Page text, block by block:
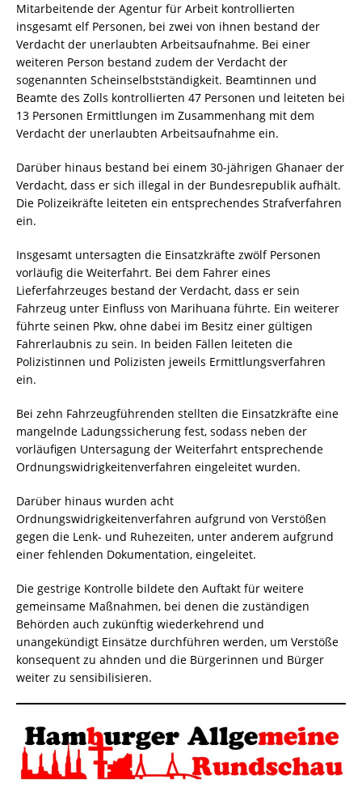
Mitarbeitende der Agentur für Arbeit kontrollierten
insgesamt elf Personen, bei zwei von ihnen bestand der
Verdacht der unerlaubten Arbeitsaufnahme. Bei einer
weiteren Person bestand zudem der Verdacht der
sogenannten Scheinselbstständigkeit. Beamtinnen und
Beamte des Zolls kontrollierten 47 Personen und leiteten bei
13 Personen Ermittlungen im Zusammenhang mit dem
Verdacht der unerlaubten Arbeitsaufnahme ein.
Darüber hinaus bestand bei einem 30-jährigen Ghanaer der
Verdacht, dass er sich illegal in der Bundesrepublik aufhält.
Die Polizeikräfte leiteten ein entsprechendes Strafverfahren
ein.
Insgesamt untersagten die Einsatzkräfte zwölf Personen
vorläufig die Weiterfahrt. Bei dem Fahrer eines
Lieferfahrzeuges bestand der Verdacht, dass er sein
Fahrzeug unter Einfluss von Marihuana führte. Ein weiterer
führte seinen Pkw, ohne dabei im Besitz einer gültigen
Fahrerlaubnis zu sein. In beiden Fällen leiteten die
Polizistinnen und Polizisten jeweils Ermittlungsverfahren
ein.
Bei zehn Fahrzeugführenden stellten die Einsatzkräfte eine
mangelnde Ladungssicherung fest, sodass neben der
vorläufigen Untersagung der Weiterfahrt entsprechende
Ordnungswidrigkeitenverfahren eingeleitet wurden.
Darüber hinaus wurden acht
Ordnungswidrigkeitenverfahren aufgrund von Verstößen
gegen die Lenk- und Ruhezeiten, unter anderem aufgrund
einer fehlenden Dokumentation, eingeleitet.
Die gestrige Kontrolle bildete den Auftakt für weitere
gemeinsame Maßnahmen, bei denen die zuständigen
Behörden auch zukünftig wiederkehrend und
unangekündigt Einsätze durchführen werden, um Verstöße
konsequent zu ahnden und die Bürgerinnen und Bürger
weiter zu sensibilisieren.